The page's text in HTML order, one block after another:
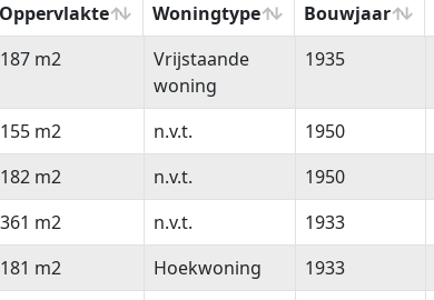
Oppervlakte Woningtype Bouwjaar
Oppervlakte Woningtype Bouwjaar
187 m2
Vrijstaande
woning
1935
155 m2 n.v.t. 1950
182 m2 n.v.t. 1950
361 m2 n.v.t. 1933
181 m2 Hoekwoning 1933